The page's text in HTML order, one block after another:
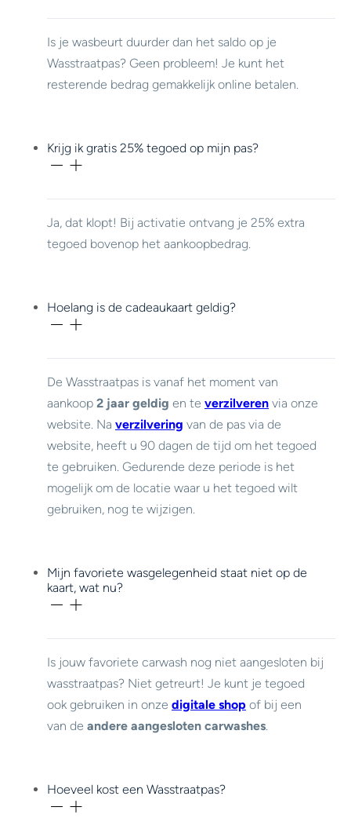
Is je wasbeurt duurder dan het saldo op je
Wasstraatpas? Geen probleem! Je kunt het
resterende bedrag gemakkelijk online betalen.
Krijg ik gratis 25% tegoed op mijn pas?
Ja, dat klopt! Bij activatie ontvang je 25% extra
tegoed bovenop het aankoopbedrag.
Hoelang is de cadeaukaart geldig?
De Wasstraatpas is vanaf het moment van
aankoop 2 jaar geldig en te verzilveren via onze
website. Na verzilvering van de pas via de
website, heeft u 90 dagen de tijd om het tegoed
te gebruiken. Gedurende deze periode is het
mogelijk om de locatie waar u het tegoed wilt
gebruiken, nog te wijzigen.
Mijn favoriete wasgelegenheid staat niet op de
kaart, wat nu?
Is jouw favoriete carwash nog niet aangesloten bij
wasstraatpas? Niet getreurt! Je kunt je tegoed
ook gebruiken in onze digitale shop of bij een
van de andere aangesloten carwashes
Hoeveel kost een Wasstraatpas?